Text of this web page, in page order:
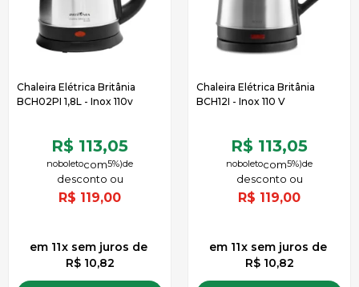
Chaleira Elétrica Britânia
BCH02PI 1,8L - Inox 110v
R$ 113,05
de
5%)
noboleto
R$ 119,00
11x
de
R$ 10,82
sem juros
Chaleira Elétrica Britânia
BCH12I - Inox 110 V
R$ 113,05
de
5%)
noboleto
R$ 119,00
11x
de
R$ 10,82
sem juros